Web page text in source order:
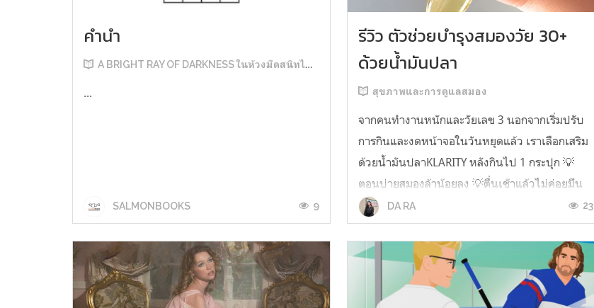
คำนำ
A BRIGHT RAY OF DARKNESS ในห้วงมืดสนิทไม่มิดแสง
...
SALMONBOOKS 9
รีวิว ตัวช่วยบำรุงสมองวัย 30+
ด้วยน้ำมันปลา
สุขภาพและการดูแลสมอง
จากคนทำงานหนักและวัยเลข 3 นอกจากเริ่มปรับ
การกินและงดหน้าจอในวันหยุดแล้ว เราเลือกเสริม
ด้วยน้ำมันปลาKLARITY หลังกินไป 1 กระปุก 💡
ตอนบ่ายสมองล้าน้อยลง 💡ตื่นเช้าแล้วไม่ค่อยมึน
หัว 💡ไอเดียไม่ตัน ยิ่งทำงานสาย Content แนะนำ
ว่าควรมี ชอบตรงที่ไม่มีกลิ่นคาวเลย กินง่ายสุด
ตั้งแต่เคยกินน้ำมันปลามาเลย ใครที่เคยกิ...
DA RA 23